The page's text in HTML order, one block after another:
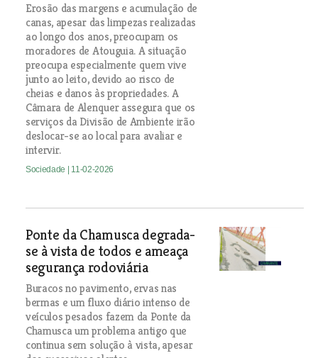
Erosão das margens e acumulação de
canas, apesar das limpezas realizadas
ao longo dos anos, preocupam os
moradores de Atouguia. A situação
preocupa especialmente quem vive
junto ao leito, devido ao risco de
cheias e danos às propriedades. A
Câmara de Alenquer assegura que os
serviços da Divisão de Ambiente irão
deslocar-se ao local para avaliar e
intervir.
Sociedade | 11-02-2026
Ponte da Chamusca degrada-
se à vista de todos e ameaça
segurança rodoviária
Buracos no pavimento, ervas nas
bermas e um fluxo diário intenso de
veículos pesados fazem da Ponte da
Chamusca um problema antigo que
continua sem solução à vista, apesar